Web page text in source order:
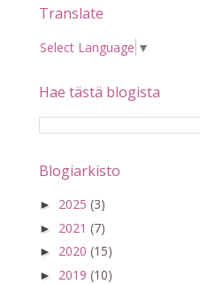
Translate
Select Language ▼
Hae tästä blogista
Blogiarkisto
► 2025 (3)
► 2021 (7)
► 2020 (15)
► 2019 (10)